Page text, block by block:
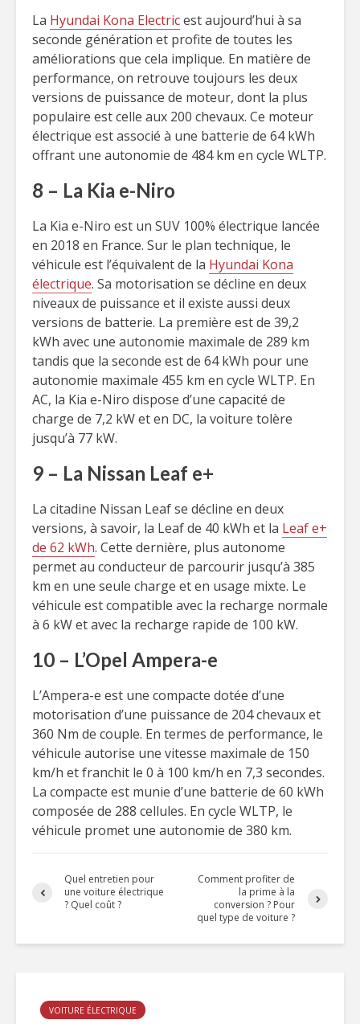
La Hyundai Kona Electricest aujourd’hui à sa
seconde génération et profite de toutes les
améliorations que cela implique. En matière de
performance, on retrouve toujours les deux
versions de puissance de moteur, dont la plus
populaire est celle aux 200 chevaux. Ce moteur
électrique est associé à une batterie de 64 kWh
offrant une autonomie de 484 km en cycle WLTP.
8 – La Kia e-Niro
La Kia e-Niro est un SUV 100% électrique lancée
en 2018 en France. Sur le plan technique, le
véhicule est l’équivalent de la Hyundai Kona
électrique. Sa motorisation se décline en deux
niveaux de puissance et il existe aussi deux
versions de batterie. La première est de 39,2
kWh avec une autonomie maximale de 289 km
tandis que la seconde est de 64 kWh pour une
autonomie maximale 455 km en cycle WLTP. En
AC, la Kia e-Niro dispose d’une capacité de
charge de 7,2 kW et en DC, la voiture tolère
jusqu’à 77 kW.
9 – La Nissan Leaf e+
La citadine Nissan Leaf se décline en deux
versions, à savoir, la Leaf de 40 kWh et la Leaf e+
de 62 kWh. Cette dernière, plus autonome
permet au conducteur de parcourir jusqu’à 385
km en une seule charge et en usage mixte. Le
véhicule est compatible avec la recharge normale
à 6 kW et avec la recharge rapide de 100 kW.
10 – L’Opel Ampera-e
L’Ampera-e est une compacte dotée d’une
motorisation d’une puissance de 204 chevaux et
360 Nm de couple. En termes de performance, le
véhicule autorise une vitesse maximale de 150
km/h et franchit le 0 à 100 km/h en 7,3 secondes.
La compacte est munie d’une batterie de 60 kWh
composée de 288 cellules. En cycle WLTP, le
véhicule promet une autonomie de 380 km.
Quel entretien pour
une voiture électrique
? Quel coût ?
Comment profiter de
la prime à la
conversion ? Pour
quel type de voiture ?
VOITURE ÉLECTRIQUE